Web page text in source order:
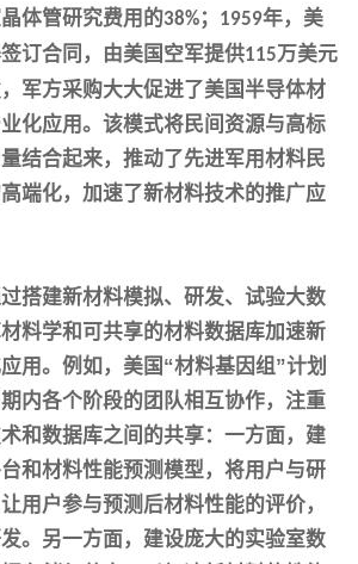
体管研究费用的38%； 1959年，美
订合同，由美国空军提供115万美元
军方采购大大促进了美国半导体材
化应用。该模式将民间资源与高标
结合起来，推动了先进军用材料民
端化，加速了新材料技术的推广应
搭建新材料模拟、研发、试验大数
料学和可共享的材料数据库加速新
用。例如，美国 “材料基因组”计划
内各个阶段的团队相互协作，注重
和数据库之间的共享：一方面，建
和材料性能预测模型，将用户与研
用户参与预测后材料性能的评价，
。另一方面，建设庞大的实验室数